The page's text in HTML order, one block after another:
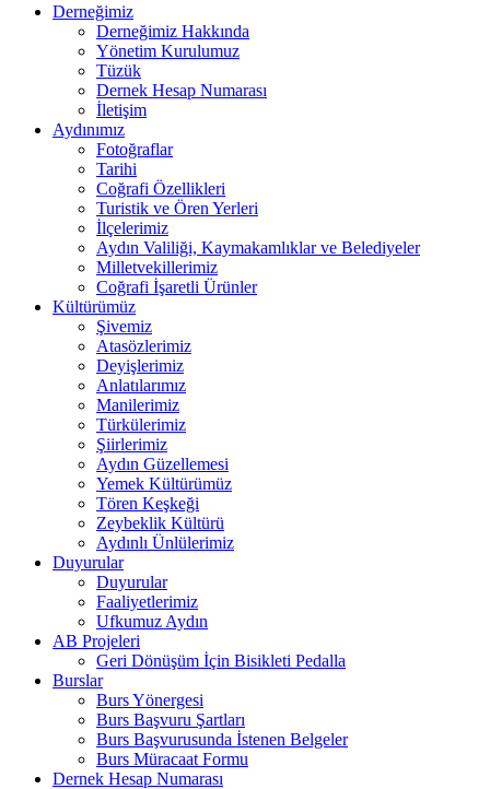
Derneğimiz
Derneğimiz Hakkında
Yönetim Kurulumuz
Tüzük
Dernek Hesap Numarası
İletişim
Aydınımız
Fotoğraflar
Tarihi
Coğrafi Özellikleri
Turistik ve Ören Yerleri
İlçelerimiz
Aydın Valiliği, Kaymakamlıklar ve Belediyeler
Milletvekillerimiz
Coğrafi İşaretli Ürünler
Kültürümüz
Şivemiz
Atasözlerimiz
Deyişlerimiz
Anlatılarımız
Manilerimiz
Türkülerimiz
Şiirlerimiz
Aydın Güzellemesi
Yemek Kültürümüz
Tören Keşkeği
Zeybeklik Kültürü
Aydınlı Ünlülerimiz
Duyurular
Duyurular
Faaliyetlerimiz
Ufkumuz Aydın
AB Projeleri
Geri Dönüşüm İçin Bisikleti Pedalla
Burslar
Burs Yönergesi
Burs Başvuru Şartları
Burs Başvurusunda İstenen Belgeler
Burs Müracaat Formu
Dernek Hesap Numarası